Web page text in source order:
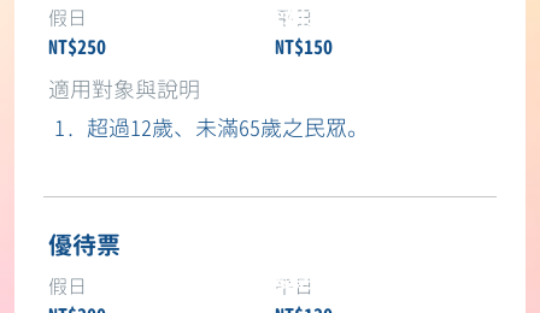
演出時刻表
下載專區
旅宿合作優惠資訊
NT$250 NT$150
超過12歲、未滿65歲之民眾。
優待票